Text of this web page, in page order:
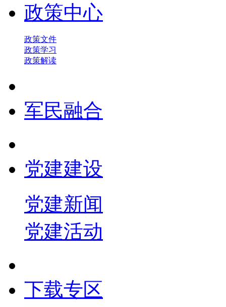
政策中心
政策文件
政策学习
政策解读
军民融合
党建建设
党建新闻
党建活动
下载专区